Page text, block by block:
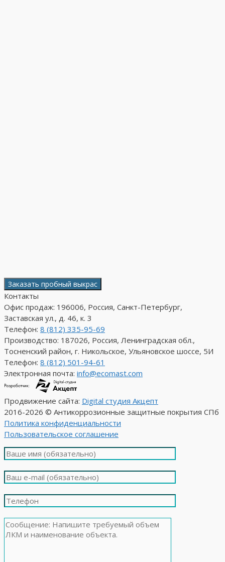
Заказать пробный выкрас
Контакты
Офис продаж: 196006, Россия, Санкт-Петербург,
Заставская ул., д. 46, к. 3
Телефон: 8 (812) 335-95-69
Производство: 187026, Россия, Ленинградская обл.,
Тосненский район, г. Никольское, Ульяновское шоссе, 5И
Телефон: 8 (812) 501-94-61
Электронная почта: info@ecomast.com
Продвижение сайта: Digital студия Акцепт
2016-2026 © Антикоррозионные защитные покрытия СПб
Политика конфиденциальности
Пользовательское соглашение